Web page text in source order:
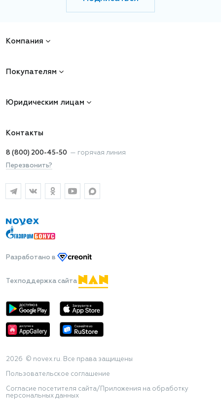
Компания
Покупателям
Юридическим лицам
Контакты
8 (800) 200-45-50 — горячая линия
Перезвонить?
Разработано в
Техподдержка сайта
2026 © novex.ru. Все права защищены
Пользовательское соглашение
Согласие посетителя сайта/Приложения на обработку
персональных данных